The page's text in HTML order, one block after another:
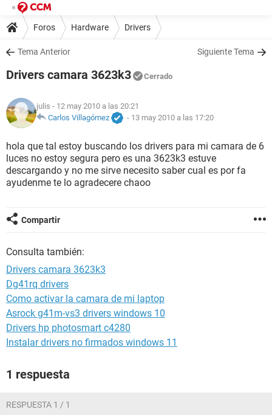
Foros Hardware Drivers
Tema Anterior Siguiente Tema
Drivers camara 3623k3 Cerrado
julis - 12 may 2010 a las 20:21
Carlos Villagómez
- 13 may 2010 a las 17:20
hola que tal estoy buscando los drivers para mi camara de 6
luces no estoy segura pero es una 3623k3 estuve
descargando y no me sirve necesito saber cual es por fa
ayudenme te lo agradecere chaoo
Compartir
Consulta también:
Drivers camara 3623k3
Dg41rq drivers
Como activar la camara de mi laptop
Asrock g41m-vs3 drivers windows 10
Drivers hp photosmart c4280
Instalar drivers no firmados windows 11
1 respuesta
RESPUESTA 1 / 1